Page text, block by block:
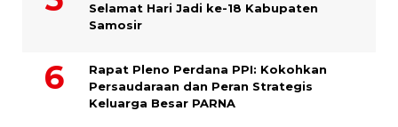
Selamat Hari Jadi ke-18 Kabupaten
Samosir
Rapat Pleno Perdana PPI: Kokohkan
Persaudaraan dan Peran Strategis
Keluarga Besar PARNA